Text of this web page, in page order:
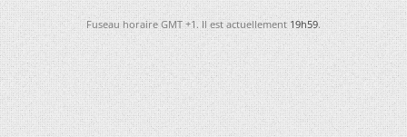
Fuseau horaire GMT +1. Il est actuellement19h59.